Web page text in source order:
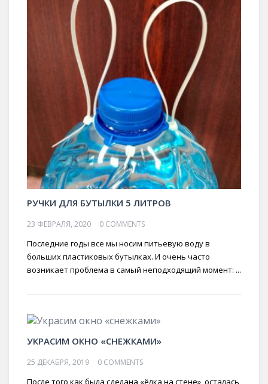
РУЧКИ ДЛЯ БУТЫЛКИ 5 ЛИТРОВ
23 ФЕВРАЛЯ, 2020 0 COMMENTS
Последние годы все мы носим питьевую воду в
больших пластиковых бутылках. И очень часто
возникает проблема в самый неподходящий момент: ...
УКРАСИМ ОКНО «СНЕЖКАМИ»
25 ДЕКАБРЯ, 2019 0 COMMENTS
После того как была сделана «ёлка на стене», осталась